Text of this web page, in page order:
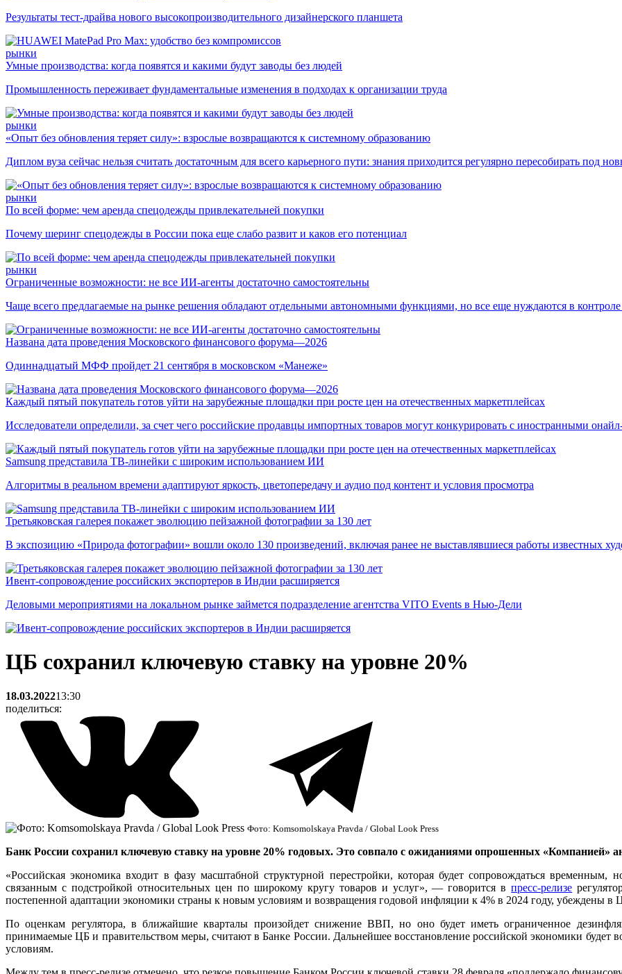
Результаты тест-драйва нового высокопроизводительного дизайнерского планшета
рынки
Умные производства: когда появятся и какими будут заводы без людей
Промышленность переживает фундаментальные изменения в подходах к организации труда
рынки
«Опыт без обновления теряет силу»: взрослые возвращаются к системному образованию
Диплом вуза сейчас нельзя считать достаточным для всего карьерного пути: знания приходится регулярно пересобирать под
рынки
По всей форме: чем аренда спецодежды привлекательней покупки
Почему шеринг спецодежды в России пока еще слабо развит и каков его потенциал
рынки
Ограниченные возможности: не все ИИ-агенты достаточно самостоятельны
Чаще всего предлагаемые на рынке решения обладают отдельными автономными функциями, но все еще нуждаются в контроле
Названа дата проведения Московского финансового форума—2026
Одиннадцатый МФФ пройдет 21 сентября в московском «Манеже»
Каждый пятый покупатель готов уйти на зарубежные площадки при росте цен на отечественных маркетплейсах
Исследователи определили, за счет чего российские продавцы импортных товаров могут конкурировать с иностранными
Samsung представила ТВ-линейки с широким использованием ИИ
Алгоритмы в реальном времени адаптируют яркость, цветопередачу и аудио под контент и условия просмотра
Третьяковская галерея покажет эволюцию пейзажной фотографии за 130 лет
В экспозицию «Природа фотографии» вошли около 130 произведений, включая ранее не выставлявшиеся работы известных
Ивент-сопровождение российских экспортеров в Индии расширяется
Деловыми мероприятиями на локальном рынке займется подразделение агентства VITO Events в Нью-Дели
ЦБ сохранил ключевую ставку на уровне 20%
18.03.202213:30
поделиться:
Фото: Komsomolskaya Pravda / Global Look Press
Банк России сохранил ключевую ставку на уровне 20% годовых. Это совпало с ожиданиями опрошенных «Компанией»
«Российская экономика входит в фазу масштабной структурной перестройки, которая будет сопровождаться
связанным с подстройкой относительных цен по широкому кругу товаров и услуг», — говорится впресс-релизе
постепенной адаптации экономики страны к новым условиям и возвращения годовой инфляции к 4% в 2024 году, убеждены в
По оценкам регулятора, в ближайшие кварталы произойдет снижение ВВП, но оно будет иметь ограниченное
принимаемые ЦБ и правительством меры, считают в Банке России. Дальнейшее восстановление российской экономики будет
условиям.